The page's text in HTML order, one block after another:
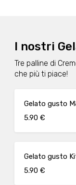
I nostri
Tre palline di
che più ti piace!
Gelato gusto
5.90 €
Gelato gusto
5.90 €